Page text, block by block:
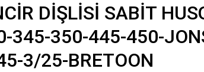
DİŞLİSİ SABİT
345-350-445-450-
3/25-BRETOON